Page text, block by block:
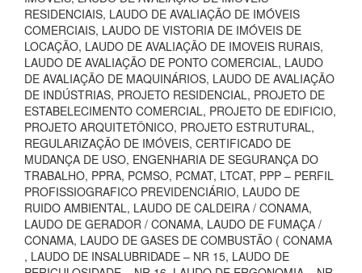
RESIDENCIAIS, LAUDO DE AVALIAÇÃO DE IMÓVEIS
COMERCIAIS, LAUDO DE VISTORIA DE IMÓVEIS DE
LOCAÇÃO, LAUDO DE AVALIAÇÃO DE IMOVEIS RURAIS,
LAUDO DE AVALIAÇÃO DE PONTO COMERCIAL, LAUDO
DE AVALIAÇÃO DE MAQUINÁRIOS, LAUDO DE AVALIAÇÃO
DE INDÚSTRIAS, PROJETO RESIDENCIAL, PROJETO DE
ESTABELECIMENTO COMERCIAL, PROJETO DE EDIFICIO,
PROJETO ARQUITETÔNICO, PROJETO ESTRUTURAL,
REGULARIZAÇÃO DE IMÓVEIS, CERTIFICADO DE
MUDANÇA DE USO, ENGENHARIA DE SEGURANÇA DO
TRABALHO, PPRA, PCMSO, PCMAT, LTCAT, PPP – PERFIL
PROFISSIOGRAFICO PREVIDENCIÁRIO, LAUDO DE
RUIDO AMBIENTAL, LAUDO DE CALDEIRA / CONAMA,
LAUDO DE GERADOR / CONAMA, LAUDO DE FUMAÇA /
CONAMA, LAUDO DE GASES DE COMBUSTÃO ( CONAMA
, LAUDO DE INSALUBRIDADE – NR 15, LAUDO DE